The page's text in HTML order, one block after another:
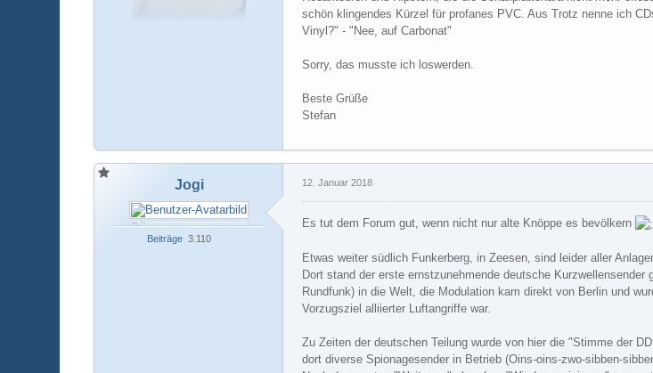
schön klingendes Kürzel für profanes PVC. Aus Trotz nenne ich
Vinyl?" - "Nee, auf Carbonat"
Sorry, das musste ich loswerden.
Beste Grüße
Stefan
Jogi
Beiträge 3.110
12. Januar 2018
Es tut dem Forum gut, wenn nicht nur alte Knöppe es bevölkern
Etwas weiter südlich Funkerberg, in Zeesen, sind leider aller
Dort stand der erste ernstzunehmende deutsche
Rundfunk) in die Welt, die Modulation kam direkt von Berlin und
Vorzugsziel alliierter Luftangriffe war.
Zu Zeiten der deutschen Teilung wurde von hier die "Stimme der
dort diverse Spionagesender in Betrieb (Oins-oins-zwo-sibben-